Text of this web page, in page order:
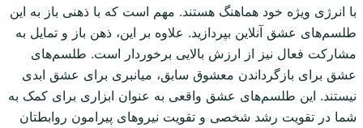
با انرژی ویژه خود هماهنگ هستند. مهم است که با ذهنی باز به این
طلسم‌های عشق آنلاین بپردازید. علاوه بر این، ذهن باز و تمایل به
مشارکت فعال نیز از ارزش بالایی برخوردار است. طلسم‌های
عشق برای بازگرداندن معشوق سابق، میانبری برای عشق ابدی
نیستند. این طلسم‌های عشق واقعی به عنوان ابزاری برای کمک به
شما در تقویت رشد شخصی و تقویت نیروهای پیرامون روابطتان